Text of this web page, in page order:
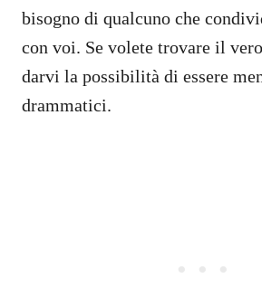
bisogno di qualcuno che
con voi. Se volete trovare il
darvi la possibilità di essere
drammatici.